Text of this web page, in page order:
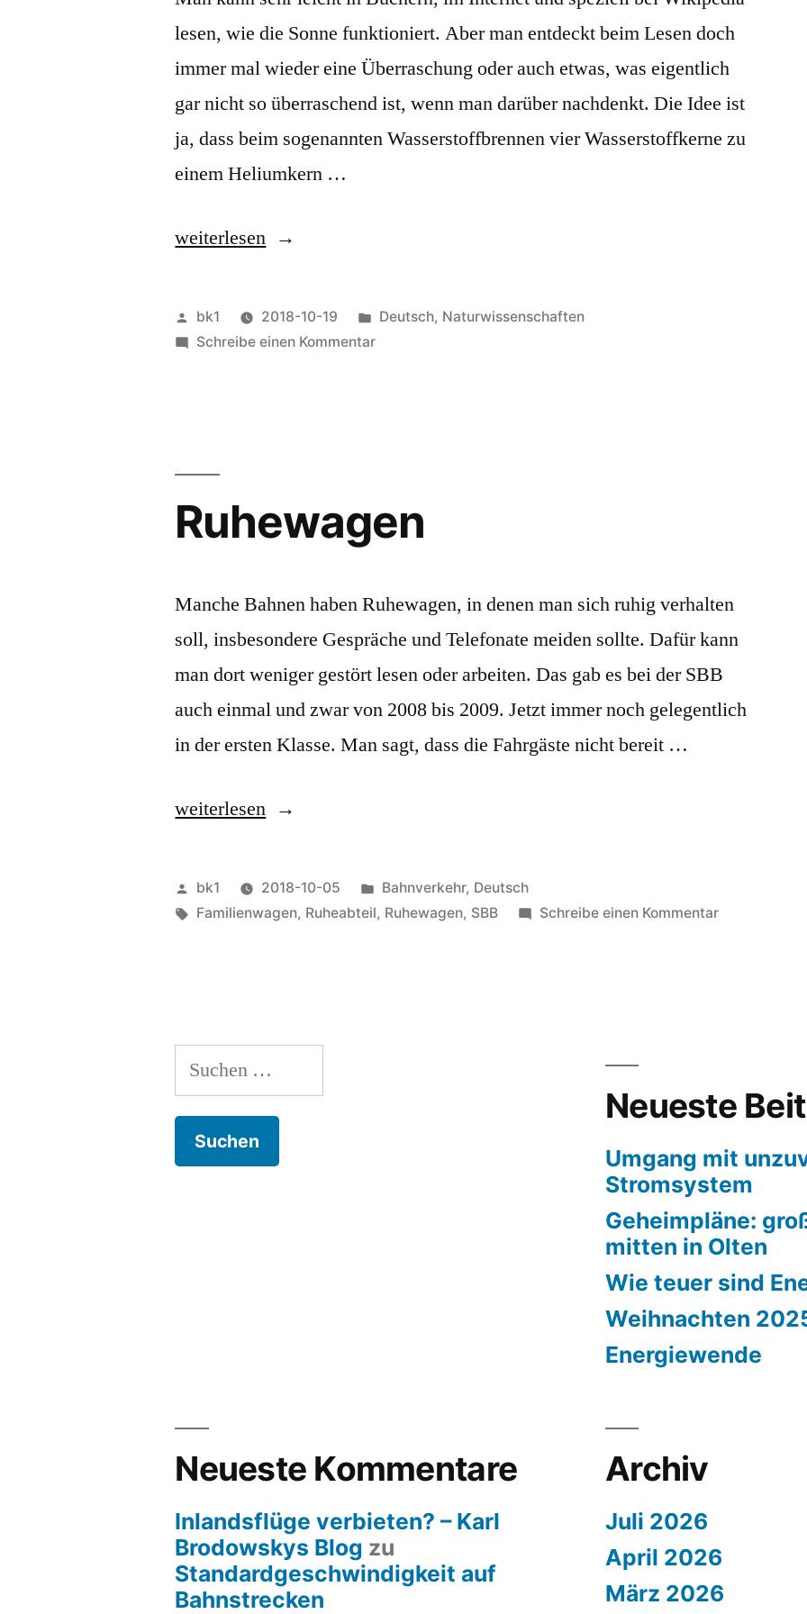
lesen, wie die Sonne funktioniert. Aber man entdeckt beim Lesen doch
immer mal wieder eine Überraschung oder auch etwas, was eigentlich
gar nicht so überraschend ist, wenn man darüber nachdenkt. Die Idee ist
ja, dass beim sogenannten Wasserstoffbrennen vier Wasserstoffkerne zu
einem Heliumkern …
„Wie
die
Sonne“
weiterlesen
Veröffentlicht
von
bk1 2018-10-19
Veröffentlicht
Deutsch, Naturwissenschaften
Schreibe einen Kommentarzu
Ruhewagen
Manche Bahnen haben Ruhewagen, in denen man sich ruhig verhalten
soll, insbesondere Gespräche und Telefonate meiden sollte. Dafür kann
man dort weniger gestört lesen oder arbeiten. Das gab es bei der SBB
auch einmal und zwar von 2008 bis 2009. Jetzt immer noch gelegentlich
in der ersten Klasse. Man sagt, dass die Fahrgäste nicht bereit …
„Ruhewagen“
weiterlesen
Veröffentlicht
von
bk1 2018-10-05
Veröffentlicht
unter
Bahnverkehr, Deutsch
Schlagwörter:
Familienwagen, Ruheabteil, Ruhewagen, SBB Schreibe einen Kommentarzu
Suchen
nach:
Neueste
Umgang mit
Stromsystem
Geheimpläne:
mitten in Olten
Wie teuer sind
Weihnachten
Energiewende
Neueste Kommentare
Inlandsflüge verbieten? – Karl
Brodowskys Blog zu
Standardgeschwindigkeit auf
Bahnstrecken
Archiv
Juli 2026
April 2026
März 2026